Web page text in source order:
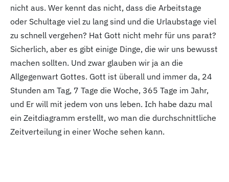
nicht aus. Wer kennt das nicht, dass die Arbeitstage
oder Schultage viel zu lang sind und die Urlaubstage viel
zu schnell vergehen? Hat Gott nicht mehr für uns parat?
Sicherlich, aber es gibt einige Dinge, die wir uns bewusst
machen sollten. Und zwar glauben wir ja an die
Allgegenwart Gottes. Gott ist überall und immer da, 24
Stunden am Tag, 7 Tage die Woche, 365 Tage im Jahr,
und Er will mit jedem von uns leben. Ich habe dazu mal
ein Zeitdiagramm erstellt, wo man die durchschnittliche
Zeitverteilung in einer Woche sehen kann.